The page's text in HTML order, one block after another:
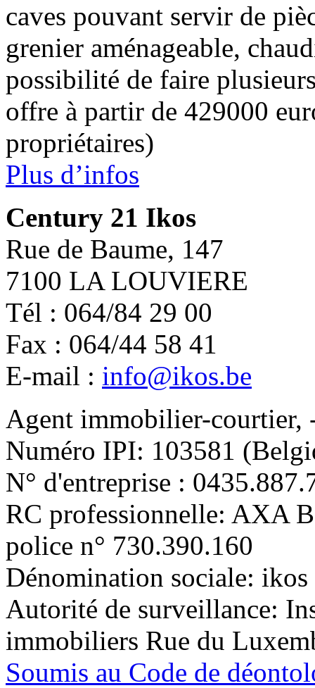
caves pouvant servir de
grenier aménageable,
possibilité de faire
offre à partir de 429000
propriétaires)
Plus d’infos
Century 21 Ikos
Rue de Baume, 147
7100 LA LOUVIERE
Tél : 064/84 29 00
Fax : 064/44 58 41
E-mail : info@ikos.be
Agent immobilier-courtier,
Numéro IPI: 103581
N° d'entreprise :
RC professionnelle: AXA
police n° 730.390.160
Dénomination sociale: ikos
Autorité de surveillance:
immobiliers Rue du
Soumis au Code de